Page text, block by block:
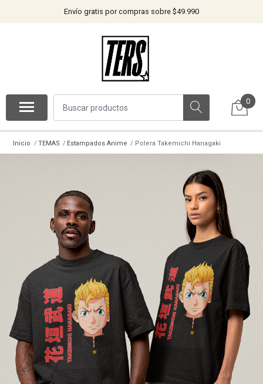
Envío gratis por compras sobre $49.990
0
Inicio TEMAS Estampados Anime Polera Takemichi Hanagaki